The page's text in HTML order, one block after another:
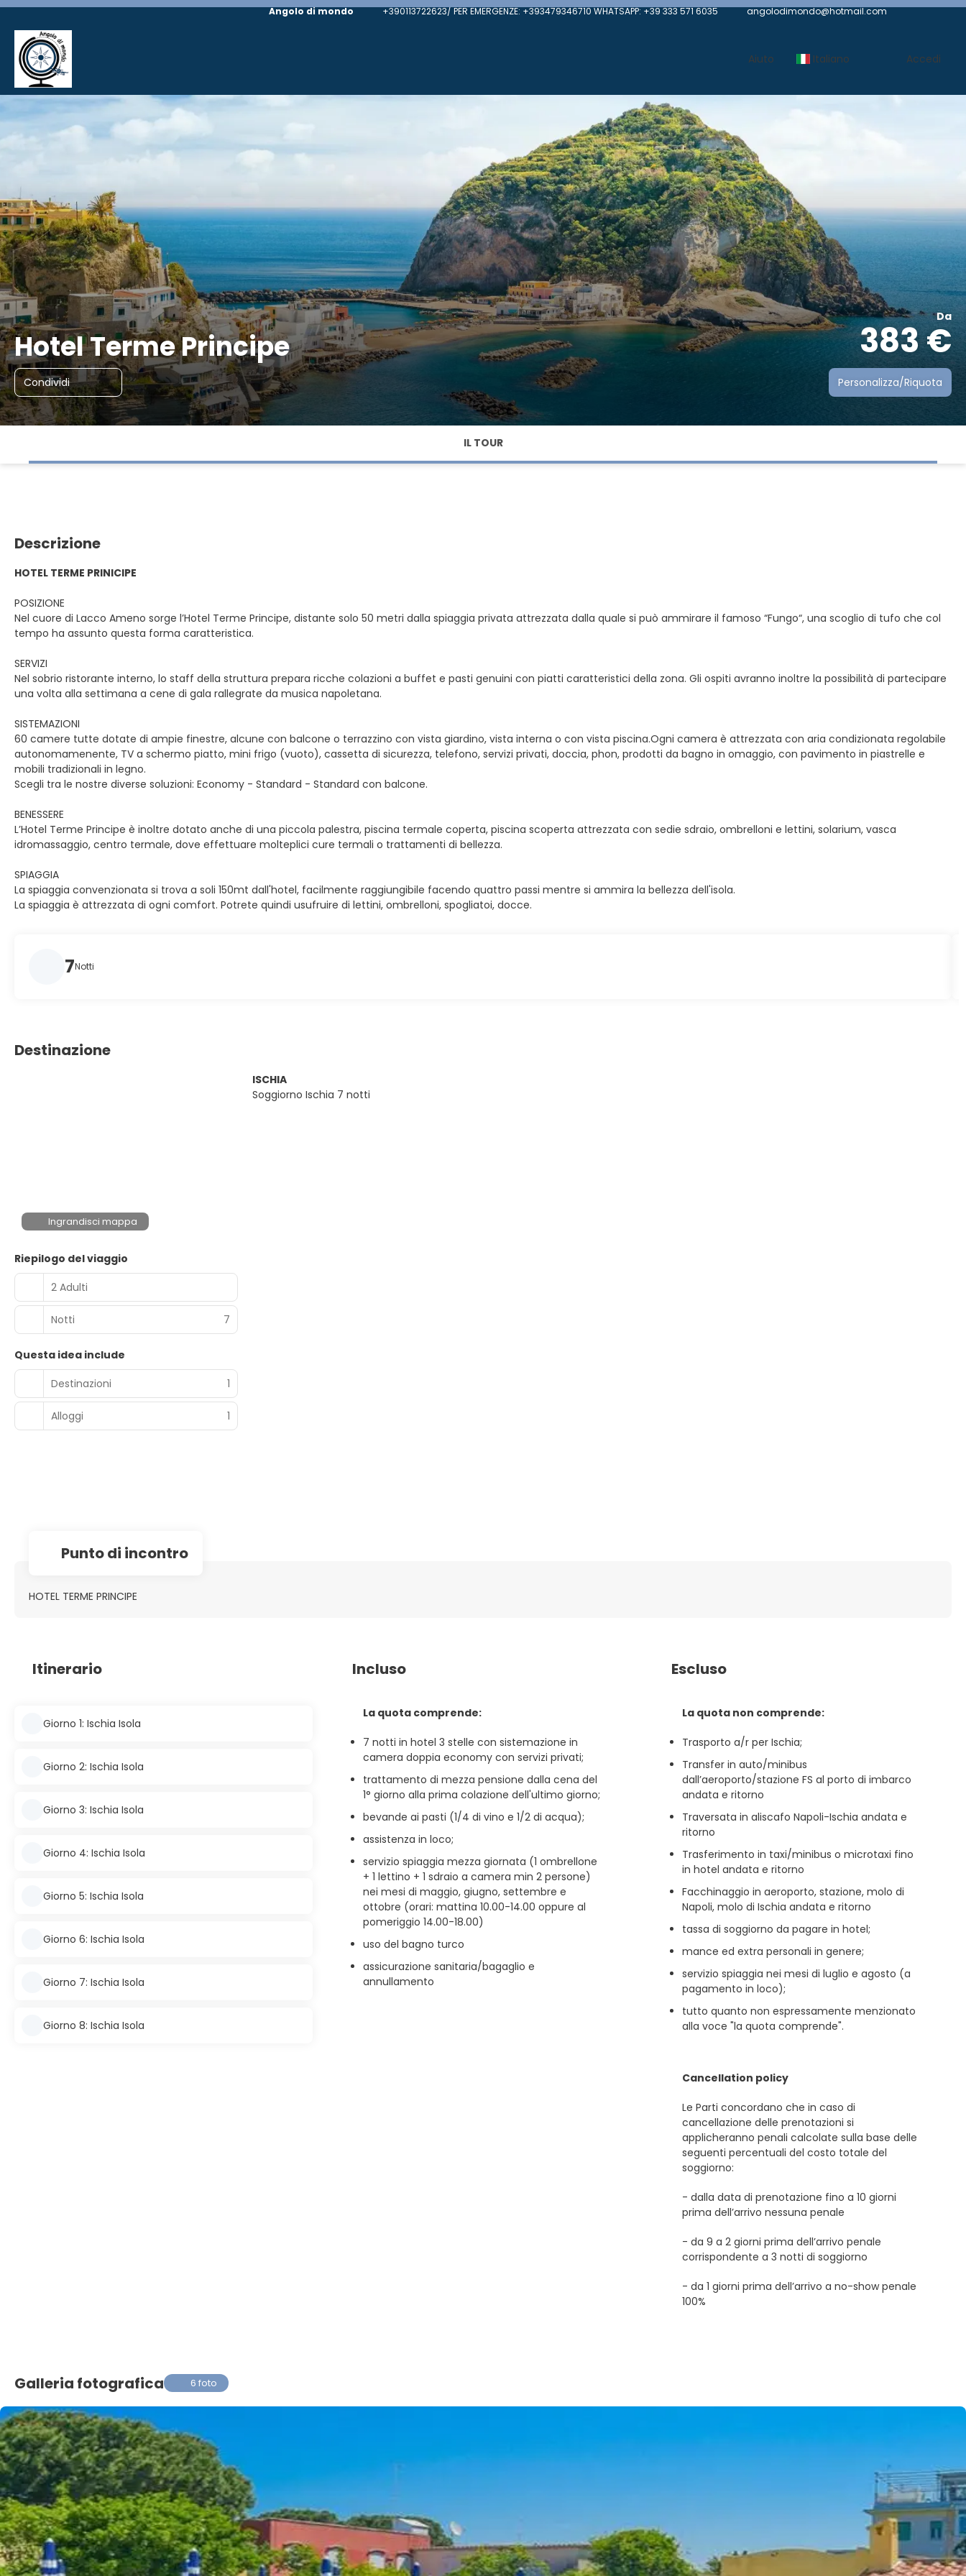
Angolo di mondo +390113722623/ PER EMERGENZE: +393479346710 WHATSAPP: +39 333 571 6035 angolodimondo@hotmail.com
Aiuto Italiano Accedi
Hotel Terme Principe
Da
383 €
Condividi Personalizza/Riquota
IL TOUR
Descrizione
HOTEL TERME PRINICIPE
POSIZIONE
Nel cuore di Lacco Ameno sorge l’Hotel Terme Principe, distante solo 50 metri dalla spiaggia privata attrezzata dalla quale si può ammirare il famoso “Fungo“, una scoglio di tufo che col
tempo ha assunto questa forma caratteristica.
SERVIZI
Nel sobrio ristorante interno, lo staff della struttura prepara ricche colazioni a buffet e pasti genuini con piatti caratteristici della zona. Gli ospiti avranno inoltre la possibilità di partecipare
una volta alla settimana a cene di gala rallegrate da musica napoletana.
SISTEMAZIONI
60 camere tutte dotate di ampie finestre, alcune con balcone o terrazzino con vista giardino, vista interna o con vista piscina.Ogni camera è attrezzata con aria condizionata regolabile
autonomamenente, TV a schermo piatto, mini frigo (vuoto), cassetta di sicurezza, telefono, servizi privati, doccia, phon, prodotti da bagno in omaggio, con pavimento in piastrelle e
mobili tradizionali in legno.
Scegli tra le nostre diverse soluzioni: Economy - Standard - Standard con balcone.
BENESSERE
L’Hotel Terme Principe è inoltre dotato anche di una piccola palestra, piscina termale coperta, piscina scoperta attrezzata con sedie sdraio, ombrelloni e lettini, solarium, vasca
idromassaggio, centro termale, dove effettuare molteplici cure termali o trattamenti di bellezza.
SPIAGGIA
La spiaggia convenzionata si trova a soli 150mt dall'hotel, facilmente raggiungibile facendo quattro passi mentre si ammira la bellezza dell'isola.
La spiaggia è attrezzata di ogni comfort. Potrete quindi usufruire di lettini, ombrelloni, spogliatoi, docce.
7Notti
Destinazione
Ingrandisci mappa
Riepilogo del viaggio
2 Adulti
Notti 7
Questa idea include
Destinazioni
1
Alloggi 1
ISCHIA
Soggiorno Ischia 7 notti
Punto di incontro
HOTEL TERME PRINCIPE
Itinerario
Giorno 1: Ischia Isola
Giorno 2: Ischia Isola
Giorno 3: Ischia Isola
Giorno 4: Ischia Isola
Giorno 5: Ischia Isola
Giorno 6: Ischia Isola
Giorno 7: Ischia Isola
Giorno 8: Ischia Isola
Incluso
La quota comprende:
7 notti in hotel 3 stelle con sistemazione in
camera doppia economy con servizi privati;
trattamento di mezza pensione dalla cena del
1° giorno alla prima colazione dell'ultimo giorno;
bevande ai pasti (1/4 di vino e 1/2 di acqua);
assistenza in loco;
servizio spiaggia mezza giornata (1 ombrellone
+ 1 lettino + 1 sdraio a camera min 2 persone)
nei mesi di maggio, giugno, settembre e
ottobre (orari: mattina 10.00-14.00 oppure al
pomeriggio 14.00-18.00)
uso del bagno turco
assicurazione sanitaria/bagaglio e
annullamento
Escluso
La quota non comprende:
Trasporto a/r per Ischia;
Transfer in auto/minibus
dall’aeroporto/stazione FS al porto di imbarco
andata e ritorno
Traversata in aliscafo Napoli-Ischia andata e
ritorno
Trasferimento in taxi/minibus o microtaxi fino
in hotel andata e ritorno
Facchinaggio in aeroporto, stazione, molo di
Napoli, molo di Ischia andata e ritorno
tassa di soggiorno da pagare in hotel;
mance ed extra personali in genere;
servizio spiaggia nei mesi di luglio e agosto (a
pagamento in loco);
tutto quanto non espressamente menzionato
alla voce "la quota comprende".
Cancellation policy
Le Parti concordano che in caso di
cancellazione delle prenotazioni si
applicheranno penali calcolate sulla base delle
seguenti percentuali del costo totale del
soggiorno:
- dalla data di prenotazione fino a 10 giorni
prima dell’arrivo nessuna penale
- da 9 a 2 giorni prima dell’arrivo penale
corrispondente a 3 notti di soggiorno
- da 1 giorni prima dell’arrivo a no-show penale
100%
Galleria fotografica 6 foto